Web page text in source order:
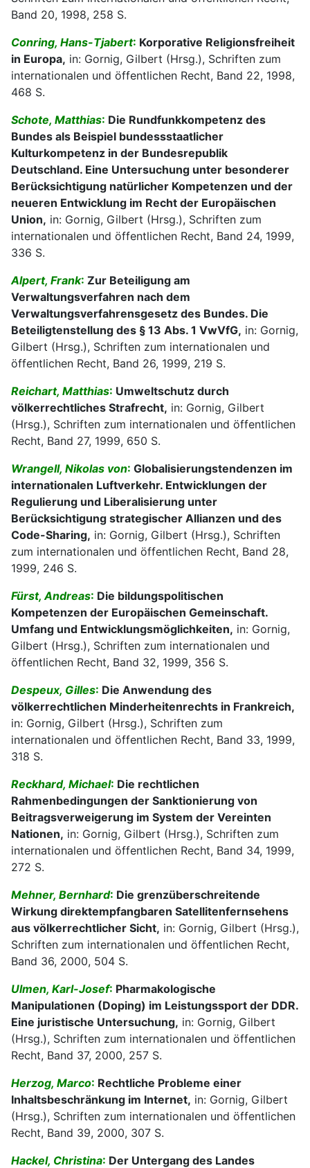
Band 20, 1998, 258 S.
Conring, Hans-Tjabert: Korporative Religionsfreiheit
in Europa, in: Gornig, Gilbert (Hrsg.), Schriften zum
internationalen und öffentlichen Recht, Band 22, 1998,
468 S.
Schote, Matthias: Die Rundfunkkompetenz des
Bundes als Beispiel bundessstaatlicher
Kulturkompetenz in der Bundesrepublik
Deutschland. Eine Untersuchung unter besonderer
Berücksichtigung natürlicher Kompetenzen und der
neueren Entwicklung im Recht der Europäischen
Union, in: Gornig, Gilbert (Hrsg.), Schriften zum
internationalen und öffentlichen Recht, Band 24, 1999,
336 S.
Alpert, Frank: Zur Beteiligung am
Verwaltungsverfahren nach dem
Verwaltungsverfahrensgesetz des Bundes. Die
Beteiligtenstellung des § 13 Abs. 1 VwVfG, in: Gornig,
Gilbert (Hrsg.), Schriften zum internationalen und
öffentlichen Recht, Band 26, 1999, 219 S.
Reichart, Matthias: Umweltschutz durch
völkerrechtliches Strafrecht, in: Gornig, Gilbert
(Hrsg.), Schriften zum internationalen und öffentlichen
Recht, Band 27, 1999, 650 S.
Wrangell, Nikolas von: Globalisierungstendenzen im
internationalen Luftverkehr. Entwicklungen der
Regulierung und Liberalisierung unter
Berücksichtigung strategischer Allianzen und des
Code-Sharing, in: Gornig, Gilbert (Hrsg.), Schriften
zum internationalen und öffentlichen Recht, Band 28,
1999, 246 S.
Fürst, Andreas: Die bildungspolitischen
Kompetenzen der Europäischen Gemeinschaft.
Umfang und Entwicklungsmöglichkeiten, in: Gornig,
Gilbert (Hrsg.), Schriften zum internationalen und
öffentlichen Recht, Band 32, 1999, 356 S.
Despeux, Gilles: Die Anwendung des
völkerrechtlichen Minderheitenrechts in Frankreich,
in: Gornig, Gilbert (Hrsg.), Schriften zum
internationalen und öffentlichen Recht, Band 33, 1999,
318 S.
Reckhard, Michael: Die rechtlichen
Rahmenbedingungen der Sanktionierung von
Beitragsverweigerung im System der Vereinten
Nationen, in: Gornig, Gilbert (Hrsg.), Schriften zum
internationalen und öffentlichen Recht, Band 34, 1999,
272 S.
Mehner, Bernhard: Die grenzüberschreitende
Wirkung direktempfangbaren Satellitenfernsehens
aus völkerrechtlicher Sicht, in: Gornig, Gilbert (Hrsg.),
Schriften zum internationalen und öffentlichen Recht,
Band 36, 2000, 504 S.
Ulmen, Karl-Josef: Pharmakologische
Manipulationen (Doping) im Leistungssport der DDR.
Eine juristische Untersuchung, in: Gornig, Gilbert
(Hrsg.), Schriften zum internationalen und öffentlichen
Recht, Band 37, 2000, 257 S.
Herzog, Marco: Rechtliche Probleme einer
Inhaltsbeschränkung im Internet, in: Gornig, Gilbert
(Hrsg.), Schriften zum internationalen und öffentlichen
Recht, Band 39, 2000, 307 S.
Hackel, Christina: Der Untergang des Landes